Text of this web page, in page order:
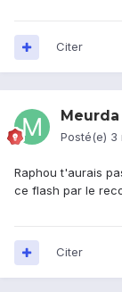
Citer
Meurda
Posté(e) 3
Raphou t'aurais
ce flash par le
Citer